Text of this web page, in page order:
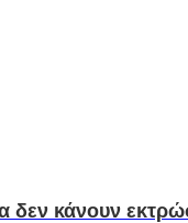
δεν κάνουν